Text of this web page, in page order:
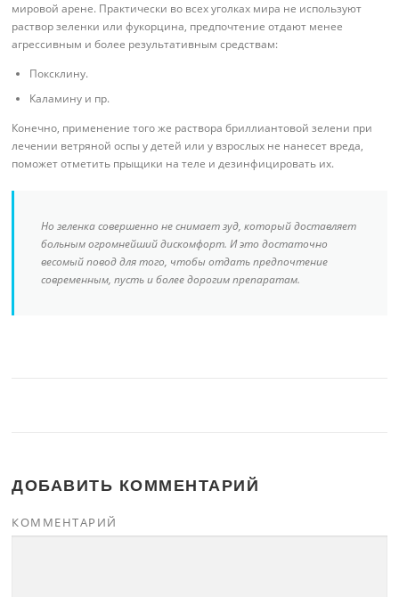
мировой арене. Практически во всех уголках мира не используют
раствор зеленки или фукорцина, предпочтение отдают менее
агрессивным и более результативным средствам:
Поксклину.
Каламину и пр.
Конечно, применение того же раствора бриллиантовой зелени при
лечении ветряной оспы у детей или у взрослых не нанесет вреда,
поможет отметить прыщики на теле и дезинфицировать их.
Но зеленка совершенно не снимает зуд, который доставляет
больным огромнейший дискомфорт. И это достаточно
весомый повод для того, чтобы отдать предпочтение
современным, пусть и более дорогим препаратам.
ДОБАВИТЬ КОММЕНТАРИЙ
КОММЕНТАРИЙ